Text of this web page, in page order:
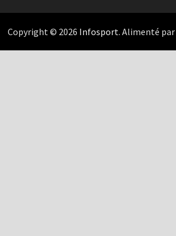
Copyright © 2026 Infosport. Alimenté par